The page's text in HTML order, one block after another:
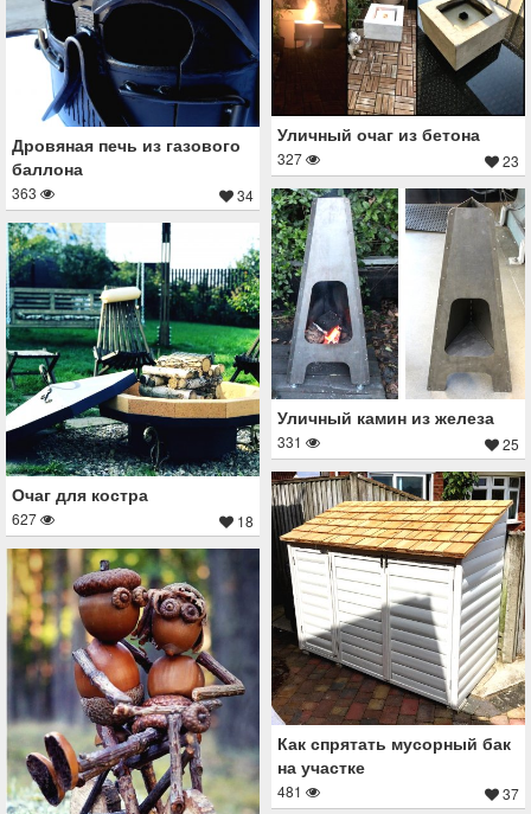
Дровяная печь из газового
баллона
363 34
Уличный очаг из бетона
327 23
Уличный камин из железа
331 25
Очаг для костра
627 18
Как спрятать мусорный бак
на участке
481 37